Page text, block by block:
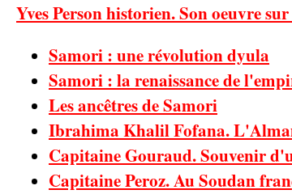
Yves Person historien. Son oeuvre
Samori : une révolution dyula
Samori : la renaissance de
Les ancêtres de Samori
Ibrahima Khalil Fofana.
Capitaine Gouraud. Souvenir
Capitaine Peroz. Au Soudan